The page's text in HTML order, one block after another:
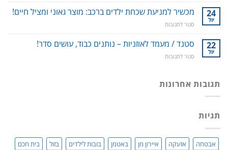
עששת,
דלקות
לדעת!
טבעי
/
בעיות
תערובת
צמחים
לרכישה
באתר
וידאו
24
יול
מכשיר למניעת שכחת ילדים ברכב: מוצר גאוני ומציל חיים!
סגור לתגובותעל
למניעת
שכחת
ילדים
גאוני
22
יול
סטנד / מעמד לאוזניות – נותנים כבוד, עושים סדר!
סגור לתגובותעל
מעמדתגובות אחרונות
תגיות
אבטחה אזעקה איירון מן באטמן בובות לילדים בזול
בית חכם